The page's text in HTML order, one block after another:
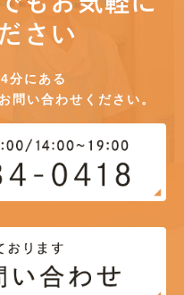
さい
分にある
問い合わせください。